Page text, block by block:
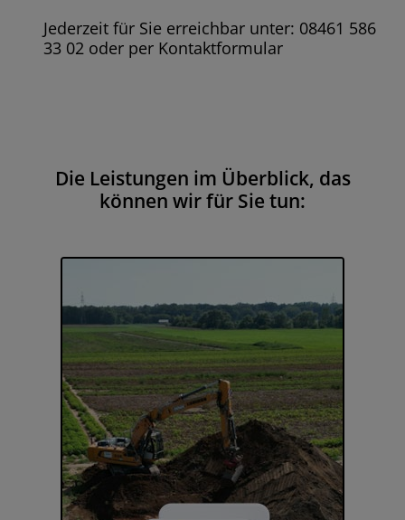
Jederzeit für Sie erreichbar unter: 08461 586
33 02 oder per Kontaktformular
Die Leistungen im Überblick, das
können wir für Sie tun: